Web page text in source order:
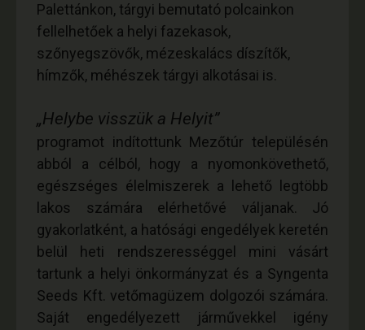
Palettánkon, tárgyi bemutató polcainkon
fellelhetőek a helyi fazekasok,
szőnyegszövők, mézeskalács díszítők,
hímzők, méhészek tárgyi alkotásai is.
„Helybe visszük a Helyit”
programot indítottunk Mezőtúr településén
abból a célból, hogy a nyomonkövethető,
egészséges élelmiszerek a lehető legtöbb
lakos számára elérhetővé váljanak. Jó
gyakorlatként, a hatósági engedélyek keretén
belül heti rendszerességgel mini vásárt
tartunk a helyi önkormányzat és a Syngenta
Seeds Kft. vetőmagüzem dolgozói számára.
Saját engedélyezett járművekkel igény